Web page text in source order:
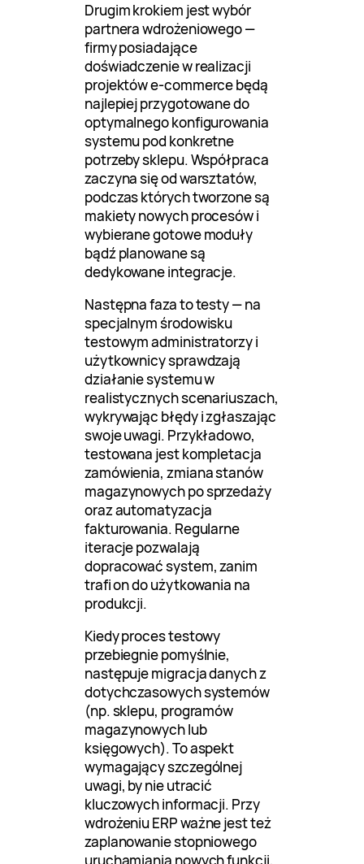
Drugim krokiem jest wybór
partnera wdrożeniowego —
firmy posiadające
doświadczenie w realizacji
projektów e-commerce będą
najlepiej przygotowane do
optymalnego konfigurowania
systemu pod konkretne
potrzeby sklepu. Współpraca
zaczyna się od warsztatów,
podczas których tworzone są
makiety nowych procesów i
wybierane gotowe moduły
bądź planowane są
dedykowane integracje.
Następna faza to testy — na
specjalnym środowisku
testowym administratorzy i
użytkownicy sprawdzają
działanie systemu w
realistycznych scenariuszach,
wykrywając błędy i zgłaszając
swoje uwagi. Przykładowo,
testowana jest kompletacja
zamówienia, zmiana stanów
magazynowych po sprzedaży
oraz automatyzacja
fakturowania. Regularne
iteracje pozwalają
dopracować system, zanim
trafi on do użytkowania na
produkcji.
Kiedy proces testowy
przebiegnie pomyślnie,
następuje migracja danych z
dotychczasowych systemów
(np. sklepu, programów
magazynowych lub
księgowych). To aspekt
wymagający szczególnej
uwagi, by nie utracić
kluczowych informacji. Przy
wdrożeniu ERP ważne jest też
zaplanowanie stopniowego